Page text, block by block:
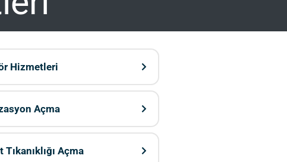
Hizmetleri
Açma
Tıkanıklığı Açma